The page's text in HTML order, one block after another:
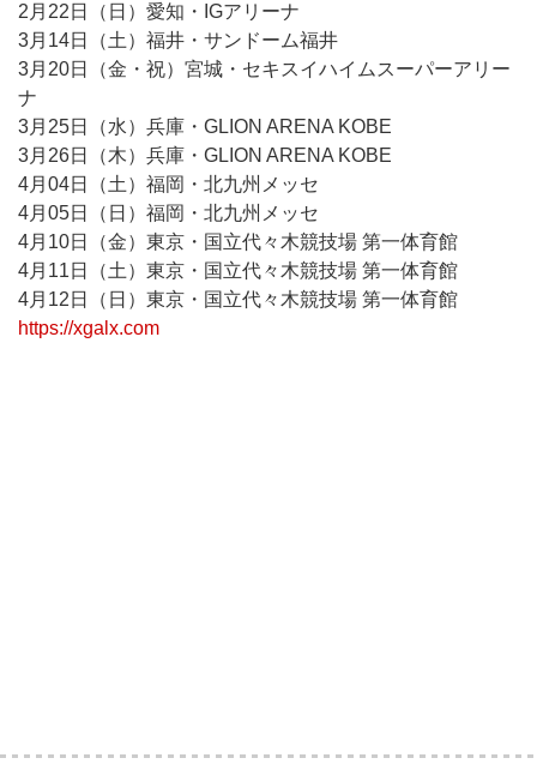
2月22日（日）愛知・IGアリーナ
3月14日（土）福井・サンドーム福井
3月20日（金・祝）宮城・セキスイハイムスーパーアリー
ナ
3月25日（水）兵庫・GLION ARENA KOBE
3月26日（木）兵庫・GLION ARENA KOBE
4月04日（土）福岡・北九州メッセ
4月05日（日）福岡・北九州メッセ
4月10日（金）東京・国立代々木競技場 第一体育館
4月11日（土）東京・国立代々木競技場 第一体育館
4月12日（日）東京・国立代々木競技場 第一体育館
https://xgalx.com